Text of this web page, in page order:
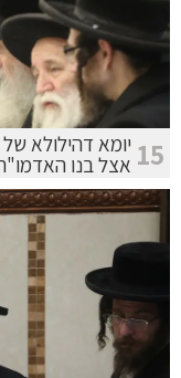
15 יומא דהילולא של
אצל בנו